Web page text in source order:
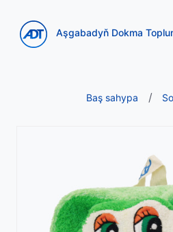
Aşgabadyň Dokma
Baş sahypa